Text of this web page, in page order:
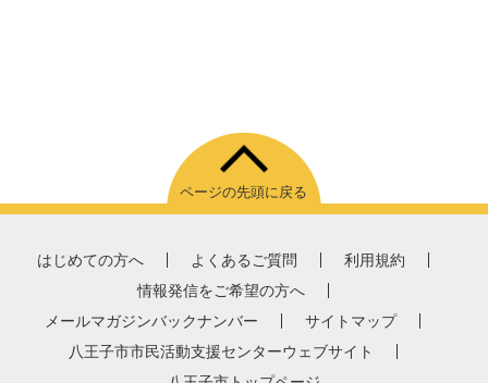
ページの先頭に戻る
はじめての方へ よくあるご質問
利用規約
情報発信をご希望の方へ
メールマガジンバックナンバー
サイトマップ
八王子市市民活動支援センターウェブサイト